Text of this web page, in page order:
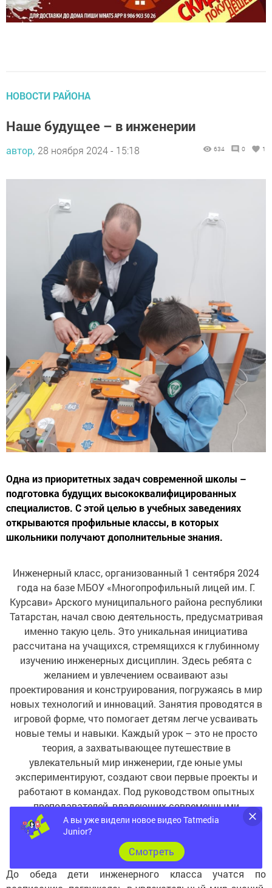
НОВОСТИ РАЙОНА
Наше будущее – в инженерии
подготовка будущих высококвалифицированных
специалистов. С этой целью в учебных заведениях
открываются профильные классы, в которых
школьники получают дополнительные знания.
года на базе МБОУ «Многопрофильный лицей им. Г.
Курсави» Арского муниципального района республики
Татарстан, начал свою деятельность, предусматривая
именно такую цель. Это уникальная инициатива
рассчитана на учащихся, стремящихся к глубинному
изучению инженерных дисциплин. Здесь ребята с
желанием и увлечением осваивают азы
проектирования и конструирования, погружаясь в мир
новых технологий и инноваций. Занятия проводятся в
игровой форме, что помогает детям легче усваивать
новые темы и навыки. Каждый урок – это не просто
теория, а захватывающее путешествие в
увлекательный мир инженерии, где юные умы
экспериментируют, создают свои первые проекты и
работают в командах. Под руководством опытных
преподавателей, владеющих современными
методиками и инструментами, ребята знакомятся с
основами робототехники, программирования и
жизненного цикла продуктов.
До обеда дети инженерного класса учатся по
расписанию, погружаясь в увлекательный мир знаний.
А вы уже видели новое видео Tatmedia
Junior?
Cмотреть